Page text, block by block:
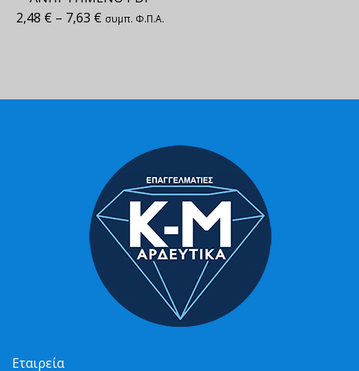
2,48 € – 7,63 € συμπ. Φ.Π.Α.
Εταιρεία